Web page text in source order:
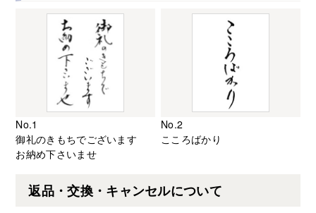
No.1
御礼のきもちでございます
お納め下さいませ
No.2
こころばかり
返品・交換・キャンセルについて